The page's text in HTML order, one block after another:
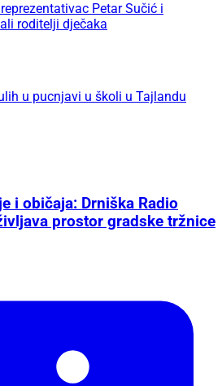
Petar Sučić i
roditelji dječaka
u pucnjavi u školi u Tajlandu
i običaja: Drniška Radio
prostor gradske tržnice